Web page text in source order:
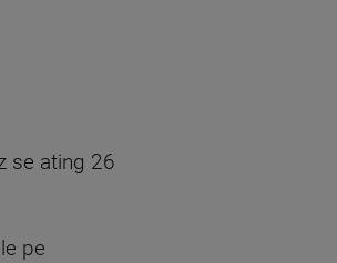
se ating 26
pe